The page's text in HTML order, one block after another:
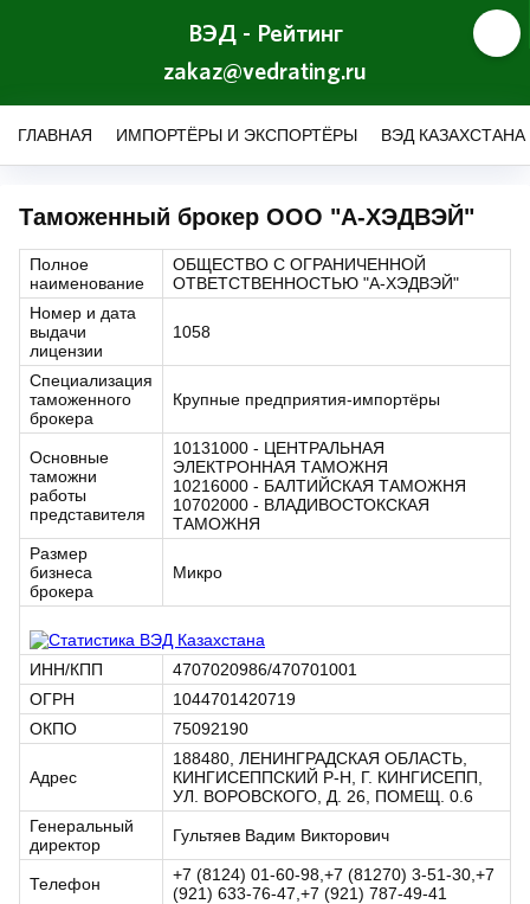
ВЭД - Рейтинг
zakaz@vedrating.ru
ГЛАВНАЯ ИМПОРТЁРЫ И ЭКСПОРТЁРЫ ВЭД КАЗАХСТАНА
Таможенный брокер ООО "А-ХЭДВЭЙ"
Полное
наименование
ОБЩЕСТВО С ОГРАНИЧЕННОЙ
ОТВЕТСТВЕННОСТЬЮ "А-ХЭДВЭЙ"
Номер и дата
выдачи
лицензии
1058
Специализация
таможенного
брокера
Крупные предприятия-импортёры
Основные
таможни
работы
представителя
10131000 - ЦЕНТРАЛЬНАЯ
ЭЛЕКТРОННАЯ ТАМОЖНЯ
10216000 - БАЛТИЙСКАЯ ТАМОЖНЯ
10702000 - ВЛАДИВОСТОКСКАЯ
ТАМОЖНЯ
Размер
бизнеса
брокера
Микро
ИНН/КПП
4707020986/470701001
ОГРН
1044701420719
ОКПО
75092190
Адрес
188480, ЛЕНИНГРАДСКАЯ ОБЛАСТЬ,
КИНГИСЕППСКИЙ Р-Н, Г. КИНГИСЕПП,
УЛ. ВОРОВСКОГО, Д. 26, ПОМЕЩ. 0.6
Генеральный
директор
Гультяев Вадим Викторович
Телефон
+7 (8124) 01-60-98,+7 (81270) 3-51-30,+7
(921) 633-76-47,+7 (921) 787-49-41